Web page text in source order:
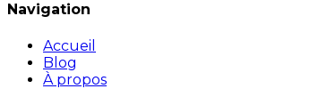
Navigation
Accueil
Blog
À propos